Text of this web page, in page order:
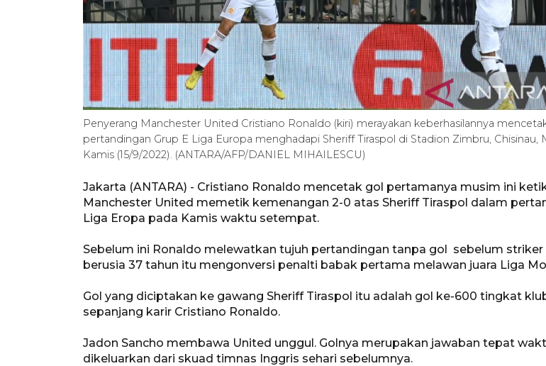
Penyerang Manchester United Cristiano Ronaldo (kiri) merayakan keberhasilannya
pertandingan Grup E Liga Europa menghadapi Sheriff Tiraspol di Stadion Zimbru, Chisinau,
Kamis (15/9/2022). (ANTARA/AFP/DANIEL MIHAILESCU)
Jakarta (ANTARA) - Cristiano Ronaldo mencetak gol pertamanya musim ini
Manchester United memetik kemenangan 2-0 atas Sheriff Tiraspol dalam
Liga Eropa pada Kamis waktu setempat.
Sebelum ini Ronaldo melewatkan tujuh pertandingan tanpa gol sebelum striker
berusia 37 tahun itu mengonversi penalti babak pertama melawan juara Liga
Gol yang diciptakan ke gawang Sheriff Tiraspol itu adalah gol ke-600 tingkat
sepanjang karir Cristiano Ronaldo.
Jadon Sancho membawa United unggul. Golnya merupakan jawaban tepat
dikeluarkan dari skuad timnas Inggris sehari sebelumnya.